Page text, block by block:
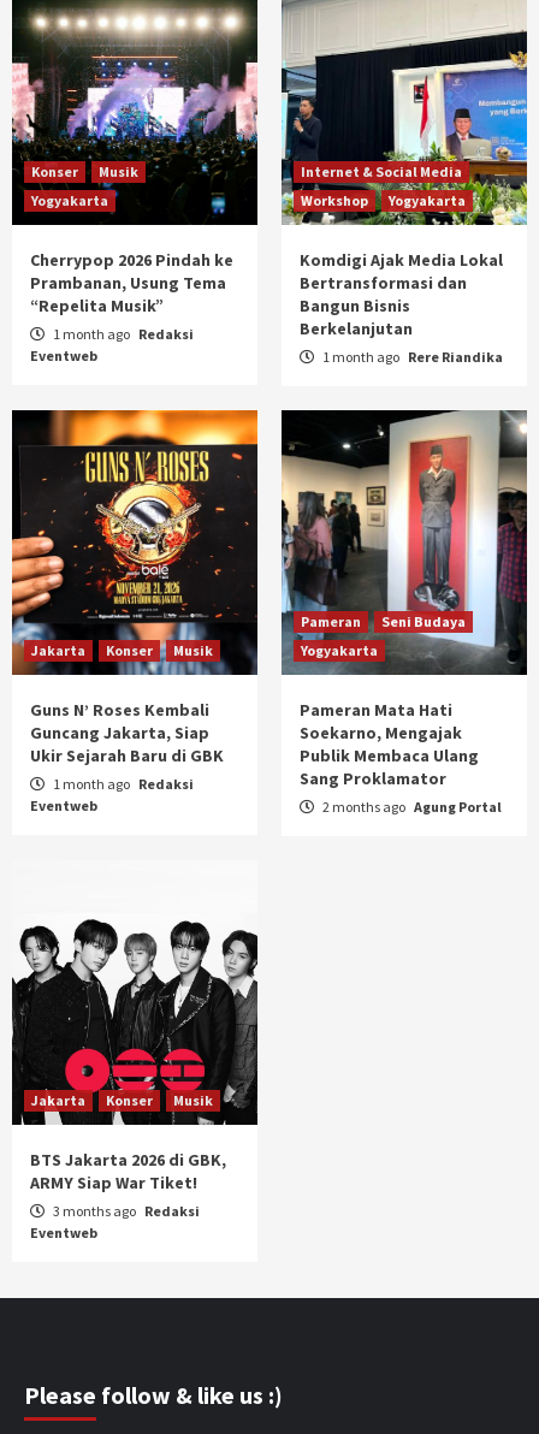
Konser
Musik
Yogyakarta
Cherrypop 2026 Pindah ke
Prambanan, Usung Tema
“Repelita Musik”
1 month ago Redaksi
Eventweb
Internet & Social Media
Workshop
Yogyakarta
Komdigi Ajak Media Lokal
Bertransformasi dan
Bangun Bisnis
Berkelanjutan
1 month ago Rere Riandika
Jakarta Konser Musik
Guns N’ Roses Kembali
Guncang Jakarta, Siap
Ukir Sejarah Baru di GBK
1 month ago Redaksi
Eventweb
Pameran
Seni Budaya
Yogyakarta
Pameran Mata Hati
Soekarno, Mengajak
Publik Membaca Ulang
Sang Proklamator
2 months ago Agung Portal
Jakarta Konser Musik
BTS Jakarta 2026 di GBK,
ARMY Siap War Tiket!
3 months ago Redaksi
Eventweb
Please follow & like us :)